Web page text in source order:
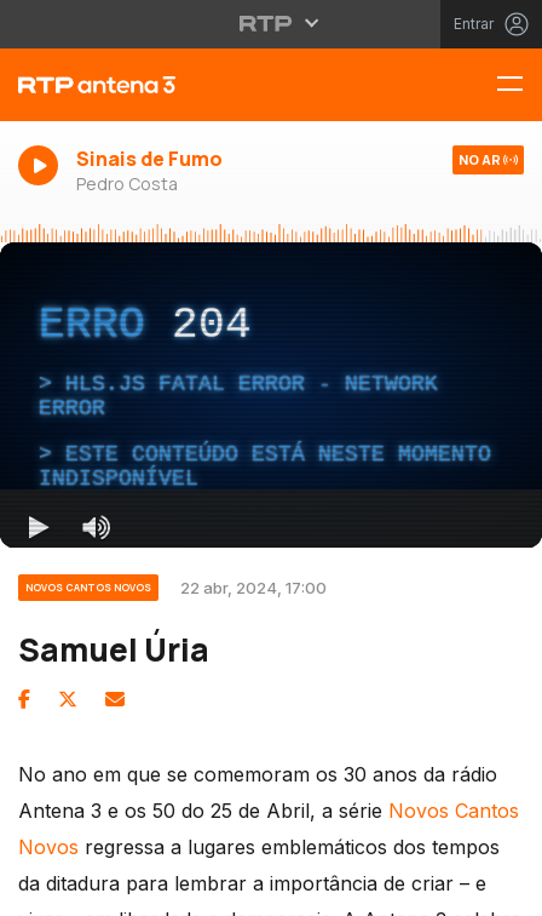
Entrar
Sinais de Fumo
Pedro Costa
NO AR
NOVOS CANTOS NOVOS 22 abr, 2024, 17:00
Samuel Úria
No ano em que se comemoram os 30 anos da rádio
Antena 3 e os 50 do 25 de Abril, a série Novos Cantos
Novos regressa a lugares emblemáticos dos tempos
da ditadura para lembrar a importância de criar – e